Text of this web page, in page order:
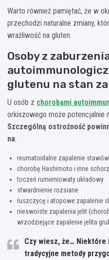
Warto również pamiętać, że w
przechodzi naturalne zmiany,
wrażliwość na gluten.
Osoby z
glutenu na stan
U osób z chorobami
orkiszowego może potencjalnie
Szczególną ostrożność
na:
reumatoidalne zapalenie
chorobę Hashimoto i inne
toczeń rumieniowaty układowy
stwardnienie rozsiane
łuszczycę i atopowe zapalenie
nieswoiste zapalenia jelit
wrzodziejące zapalenie jelita
Czy wiesz, że… Niektóre
tradycyjne metody